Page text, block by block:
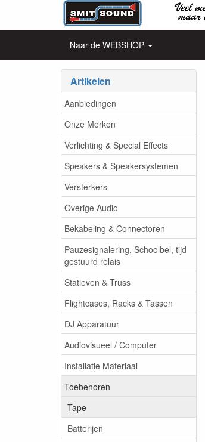
Naar de WEBSHOP
Artikelen
Aanbiedingen
Onze Merken
Verlichting & Special Effects
Speakers & Speakersystemen
Versterkers
Overige Audio
Bekabeling & Connectoren
Pauzesignalering, Schoolbel, tijd
gestuurd relais
Statieven & Truss
Flightcases, Racks & Tassen
DJ Apparatuur
Audiovisueel / Computer
Installatie Materiaal
Toebehoren
Tape
Batterijen